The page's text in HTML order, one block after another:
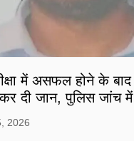
में असफल होने के
दी जान, पुलिस जांच
2026